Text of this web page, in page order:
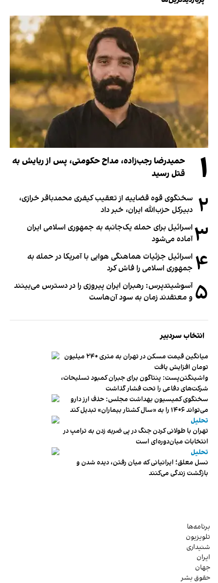
۱
حمیدرضا رجب‌زاده، مداح حکومتی، پس از ربایش به
قتل رسید
۲ سخنگوی قوه قضاییه از تعقیب کیفری محمدباقر خرازی،
دبیر‌کل حزب‌الله ایران، خبر داد
۳ اسرائیل برای حمله یک‌جانبه به جمهوری اسلامی ایران
آماده می‌شود
۴ اسرائیل جزئیات هماهنگی هوایی با آمریکا در حمله به
جمهوری اسلامی را فاش کرد
۵ آسوشیتدپرس: رهبران ایران پیروزی را در دسترس می‌بینند
و معتقدند زمان به سود آن‌هاست
انتخاب سردبیر
میانگین قیمت مسکن در تهران به متری ۲۴۰ میلیون
تومان افزایش یافت
واشینگتن‌پست: پنتاگون برای جبران کمبود تسلیحات،
شرکت‌های دفاعی را تحت فشار گذاشت
سخنگوی کمیسیون بهداشت مجلس: حذف ارز دارو
می‌تواند ۱۴۰۶ را به «سال کشتار بیماران» تبدیل کند
تحلیل
تهران با طولانی کردن جنگ در پی ضربه زدن به ترامپ در
انتخابات میان‌دوره‌ای است
تحلیل
نسل معلق؛ ایرانیانی که میان رفتن، دیده شدن و
بازگشت زندگی می‌کنند
برنامه‌ها
تلویزیون
شنیداری
ایران
جهان
حقوق بشر